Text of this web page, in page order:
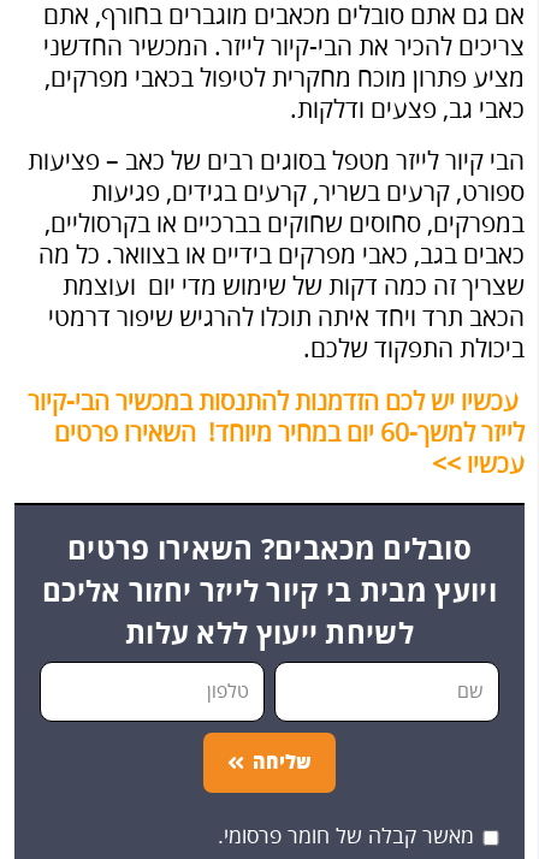
אם גם אתם סובלים מכאבים מוגברים בחורף, אתם
צריכים להכיר את הבי-קיור לייזר. המכשיר החדשני
מציע פתרון מוכח מחקרית לטיפול בכאבי מפרקים,
כאבי גב, פצעים ודלקות.
הבי קיור לייזר מטפל בסוגים רבים של כאב – פציעות
ספורט, קרעים בשריר, קרעים בגידים, פגיעות
במפרקים, סחוסים שחוקים בברכיים או בקרסוליים,
כאבים בגב, כאבי מפרקים בידיים או בצוואר. כל מה
שצריך זה כמה דקות של שימוש מדי יום ועוצמת
הכאב תרד ויחד איתה תוכלו להרגיש שיפור דרמטי
ביכולת התפקוד שלכם.
עכשיו יש לכם הזדמנות להתנסות במכשיר הבי-קיור
לייזר למשך-60 יום במחיר מיוחד! השאירו פרטים
עכשיו >>
סובלים מכאבים? השאירו פרטים
ויועץ מבית בי קיור לייזר יחזור אליכם
לשיחת ייעוץ ללא עלות
שליחה
מאשר קבלה של חומר פרסומי.